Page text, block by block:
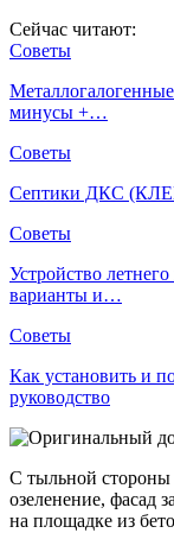
Сейчас читают:
Советы
минусы +…
Советы
Септики ДКС
Советы
Устройство
варианты и…
Советы
Как установить и
руководство
С тыльной стороны
озеленение, фасад
на площадке из